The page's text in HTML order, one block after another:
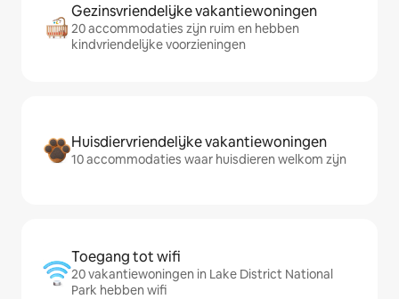
Gezinsvriendelijke vakantiewoningen
20 accommodaties zijn ruim en hebben
kindvriendelijke voorzieningen
Huisdiervriendelijke vakantiewoningen
10 accommodaties waar huisdieren welkom zijn
Toegang tot wifi
20 vakantiewoningen in Lake District National
Park hebben wifi